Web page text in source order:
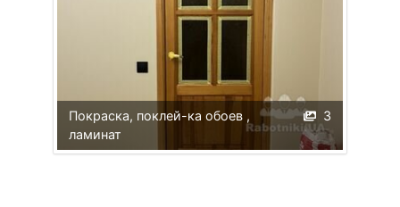
3
Покраска, поклей-ка обоев ,
ламинат